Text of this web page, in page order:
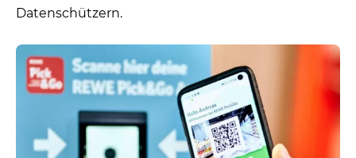
Datenschützern.